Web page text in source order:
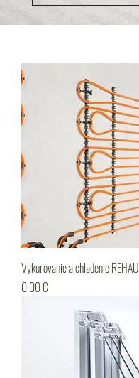
Vykurovanie a chladenie REHAU
Cena
0,00 €